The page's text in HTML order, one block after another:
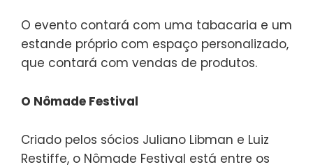
O evento contará com uma tabacaria e um
estande próprio com espaço personalizado,
que contará com vendas de produtos.
O Nômade Festival
Criado pelos sócios Juliano Libman e Luiz
Restiffe, o Nômade Festival está entre os